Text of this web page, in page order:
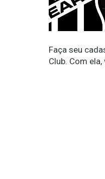
Faça seu
Club. Com